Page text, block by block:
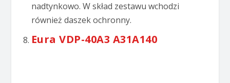
nadtynkowo. W skład zestawu wchodzi
również daszek ochronny.
Eura VDP-40A3 A31A140